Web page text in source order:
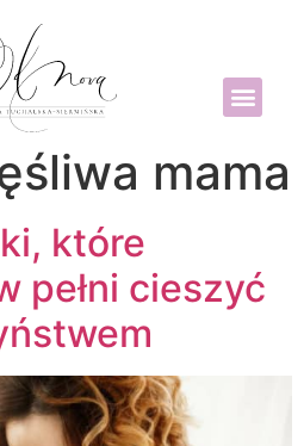
mama
które
pełni cieszyć